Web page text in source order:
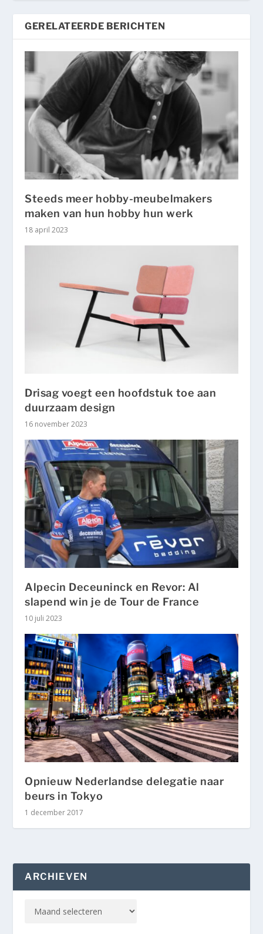
GERELATEERDE BERICHTEN
Steeds meer hobby-meubelmakers
maken van hun hobby hun werk
18 april 2023
Drisag voegt een hoofdstuk toe aan
duurzaam design
16 november 2023
Alpecin Deceuninck en Revor: Al
slapend win je de Tour de France
10 juli 2023
Opnieuw Nederlandse delegatie naar
beurs in Tokyo
1 december 2017
ARCHIEVEN